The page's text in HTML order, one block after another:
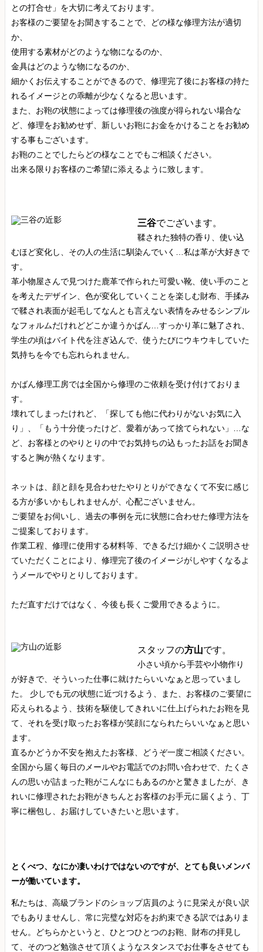
との打合せ」を大切に考えております。
お客様のご要望をお聞きすることで、どの様な修理方法が適切
か、
使用する素材がどのような物になるのか、
金具はどのような物になるのか、
細かくお伝えすることができるので、修理完了後にお客様の持た
れるイメージとの乖離が少なくなると思います。
また、お鞄の状態によっては修理後の強度が得られない場合な
ど、修理をお勧めせず、新しいお鞄にお金をかけることをお勧め
する事もございます。
お鞄のことでしたらどの様なことでもご相談ください。
出来る限りお客様のご希望に添えるように致します。
三谷でございます。
鞣された独特の香り、使い込
むほど変化し、その人の生活に馴染んでいく…私は革が大好きで
す。
革小物屋さんで見つけた鹿革で作られた可愛い靴、使い手のこと
を考えたデザイン、色が変化していくことを楽しむ財布、手揉み
で鞣され表面が起毛してなんとも言えない表情をみせるシンプル
なフォルムだけれどどこか違うかばん…すっかり革に魅了され、
学生の頃はバイト代を注ぎ込んで、使うたびにウキウキしていた
気持ちを今でも忘れられません。
かばん修理工房では全国から修理のご依頼を受け付けておりま
す。
壊れてしまったけれど、「探しても他に代わりがないお気に入
り」、「もう十分使ったけど、愛着があって捨てられない」…な
ど、お客様とのやりとりの中でお気持ちの込もったお話をお聞き
すると胸が熱くなります。
ネットは、顔と顔を見合わせたやりとりができなくて不安に感じ
る方が多いかもしれませんが、心配ございません。
ご要望をお伺いし、過去の事例を元に状態に合わせた修理方法を
ご提案しております。
作業工程、修理に使用する材料等、できるだけ細かくご説明させ
ていただくことにより、修理完了後のイメージがしやすくなるよ
うメールでやりとりしております。
ただ直すだけではなく、今後も長くご愛用できるように。
スタッフの方山です。
小さい頃から手芸や小物作り
が好きで、そういった仕事に就けたらいいなぁと思っていまし
た。 少しでも元の状態に近づけるよう、また、お客様のご要望に
応えられるよう、技術を駆使してきれいに仕上げられたお鞄を見
て、それを受け取ったお客様が笑顔になられたらいいなぁと思い
ます。
直るかどうか不安を抱えたお客様、どうぞ一度ご相談ください。
全国から届く毎日のメールやお電話でのお問い合わせで、たくさ
んの思いが詰まった鞄がこんなにもあるのかと驚きましたが、き
れいに修理されたお鞄がきちんとお客様のお手元に届くよう、丁
寧に梱包し、お届けしていきたいと思います。
とくべつ、なにか凄いわけではないのですが、とても良いメンバ
ーが働いています。
私たちは、高級ブランドのショップ店員のように見栄えが良い訳
でもありませんし、常に完璧な対応をお約束できる訳ではありま
せん。どちらかというと、ひとつひとつのお鞄、財布の拝見し
て、そのつど勉強させて頂くようなスタンスでお仕事をさせても